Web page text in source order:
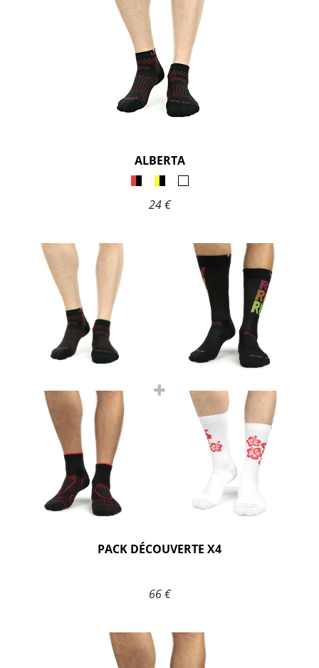
ALBERTA
24 €
PACK DÉCOUVERTE X4
66 €